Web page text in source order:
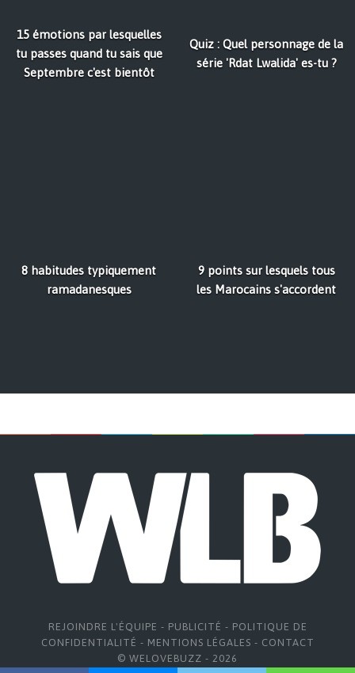
15 émotions par lesquelles
tu passes quand tu sais que
Septembre c'est bientôt
Quiz : Quel personnage de la
série 'Rdat Lwalida' es-tu ?
8 habitudes typiquement
ramadanesques
9 points sur lesquels tous
les Marocains s'accordent
REJOINDRE L'ÉQUIPE - PUBLICITÉ - POLITIQUE DE
CONFIDENTIALITÉ - MENTIONS LÉGALES - CONTACT
© WELOVEBUZZ - 2026